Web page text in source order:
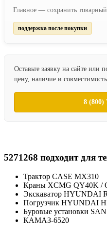
Главное — сохранить
поддержка после покупки
Оставьте заявку на сайте или
цену, наличие и
8 (800)
5271268 подходит для
Трактор CASE MX310
Краны XCMG QY40K /
Экскаватор HYUNDAI
Погрузчик HYUNDAI
Буровые установки
КАМАЗ-6520